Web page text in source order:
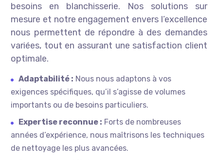
besoins en blanchisserie. Nos solutions sur
mesure et notre engagement envers l’excellence
nous permettent de répondre à des demandes
variées, tout en assurant une satisfaction client
optimale.
Adaptabilité : Nous nous adaptons à vos
exigences spécifiques, qu’il s’agisse de volumes
importants ou de besoins particuliers.
Expertise reconnue : Forts de nombreuses
années d’expérience, nous maîtrisons les techniques
de nettoyage les plus avancées.